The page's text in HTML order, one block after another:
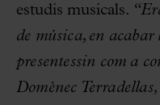
estudis musicals.
de música, en acabar
presentessin com a
Domènec